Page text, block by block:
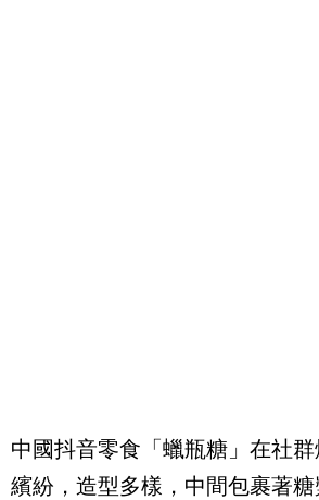
中國抖音零食「蠟瓶糖」在社
繽紛，造型多樣，中間包裹著糖